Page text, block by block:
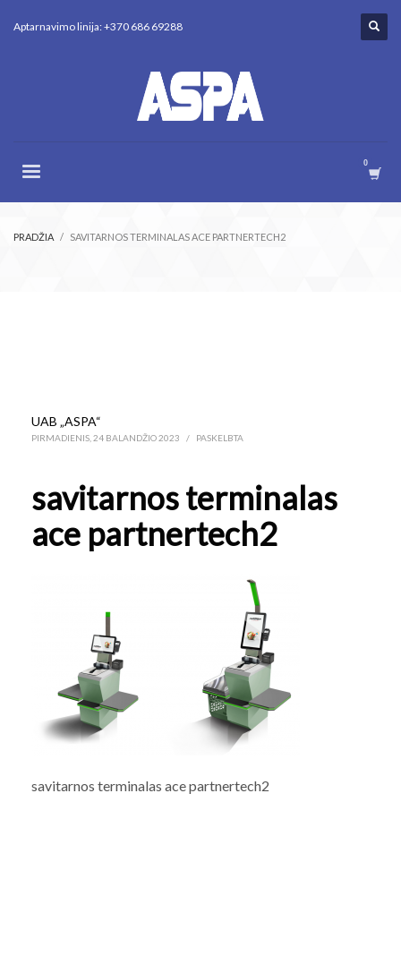
Aptarnavimo linija: +370 686 69288
PRADŽIA SAVITARNOS TERMINALAS ACE PARTNERTECH2
UAB „ASPA“
PIRMADIENIS, 24 BALANDŽIO 2023 / PASKELBTA
savitarnos terminalas
ace partnertech2
savitarnos terminalas ace partnertech2